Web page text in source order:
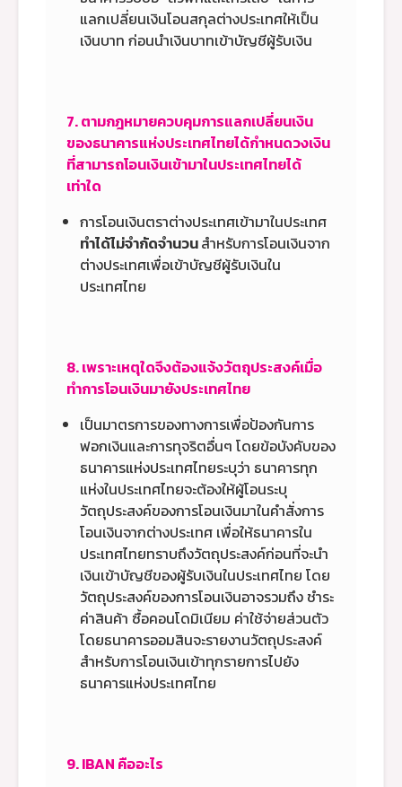
แลกเปลี่ยนเงินโอนสกุลต่างประเทศให้เป็น
เงินบาท ก่อนนำเงินบาทเข้าบัญชีผู้รับเงิน
7. ตามกฎหมายควบคุมการแลกเปลี่ยนเงิน
ของธนาคารแห่งประเทศไทยได้กำหนดวงเงิน
ที่สามารถโอนเงินเข้ามาในประเทศไทยได้
เท่าใด
การโอนเงินตราต่างประเทศเข้ามาในประเทศ
ทำได้ไม่จำกัดจำนวนสำหรับการโอนเงินจาก
ต่างประเทศเพื่อเข้าบัญชีผู้รับเงินใน
ประเทศไทย
8. เพราะเหตุใดจึงต้องแจ้งวัตถุประสงค์เมื่อ
ทำการโอนเงินมายังประเทศไทย
เป็นมาตรการของทางการเพื่อป้องกันการ
ฟอกเงินและการทุจริตอื่นๆ โดยข้อบังคับของ
ธนาคารแห่งประเทศไทยระบุว่า ธนาคารทุก
แห่งในประเทศไทยจะต้องให้ผู้โอนระบุ
วัตถุประสงค์ของการโอนเงินมาในคำสั่งการ
โอนเงินจากต่างประเทศ เพื่อให้ธนาคารใน
ประเทศไทยทราบถึงวัตถุประสงค์ก่อนที่จะนำ
เงินเข้าบัญชีของผู้รับเงินในประเทศไทย โดย
วัตถุประสงค์ของการโอนเงินอาจรวมถึง ชำระ
ค่าสินค้า ซื้อคอนโดมิเนียม ค่าใช้จ่ายส่วนตัว
โดยธนาคารออมสินจะรายงานวัตถุประสงค์
สำหรับการโอนเงินเข้าทุกรายการไปยัง
ธนาคารแห่งประเทศไทย
9. IBAN คืออะไร